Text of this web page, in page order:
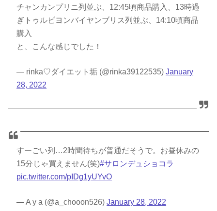
チャンカンプリニ列並ぶ、12:45頃商品購入、13時過
ぎトゥルビヨンバイヤンブリス列並ぶ、14:10頃商品
購入
と、こんな感じでした！
— rinka♡ダイエット垢 (@rinka39122535)January
28, 2022
すーごい列…2時間待ちが普通だそうで。お昼休みの
15分じゃ買えません(笑)#サロンデュショコラ
pic.twitter.com/pIDg1yUYvO
— A y a (@a_chooon526)January 28, 2022